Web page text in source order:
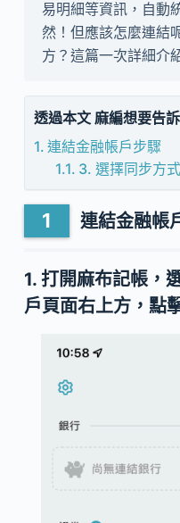
易明細等資訊，自動
然！但應該怎麼連結
方？這篇一次詳細介
透過本文 麻編想要告訴
連結金融帳戶步驟
3. 選擇同步方式
連結金融帳
1. 打開麻布記帳，
戶頁面右上方，點